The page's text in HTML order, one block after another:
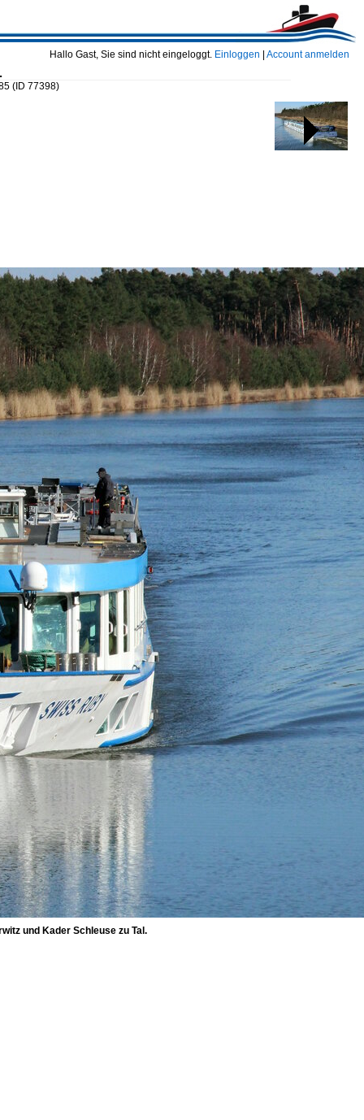
Hallo Gast, Sie sind nicht eingeloggt. Einloggen Account anmelden
(ID 77398)
und Kader Schleuse zu Tal.